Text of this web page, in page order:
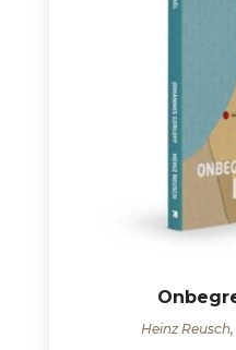
Heinz